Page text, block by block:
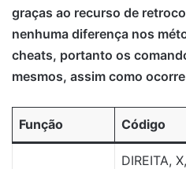
graças ao recurso de
nenhuma diferença nos
cheats, portanto os
mesmos, assim como
Função Código
DIREITA,